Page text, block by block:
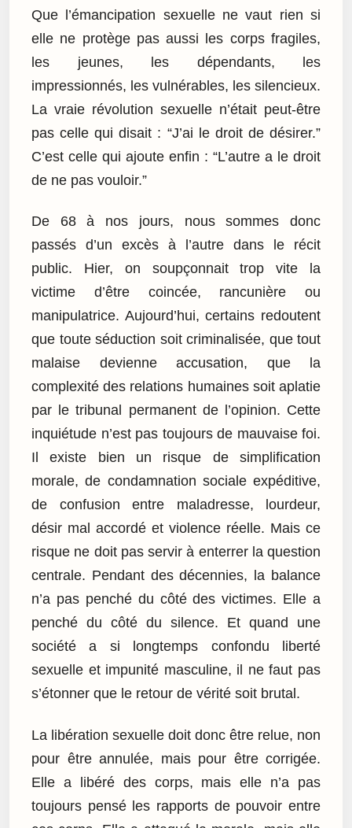
Que l’émancipation sexuelle ne vaut rien si
elle ne protège pas aussi les corps fragiles,
les jeunes, les dépendants, les
impressionnés, les vulnérables, les silencieux.
La vraie révolution sexuelle n’était peut-être
pas celle qui disait : “J’ai le droit de désirer.”
C’est celle qui ajoute enfin : “L’autre a le droit
de ne pas vouloir.”
De 68 à nos jours, nous sommes donc
passés d’un excès à l’autre dans le récit
public. Hier, on soupçonnait trop vite la
victime d’être coincée, rancunière ou
manipulatrice. Aujourd’hui, certains redoutent
que toute séduction soit criminalisée, que tout
malaise devienne accusation, que la
complexité des relations humaines soit aplatie
par le tribunal permanent de l’opinion. Cette
inquiétude n’est pas toujours de mauvaise foi.
Il existe bien un risque de simplification
morale, de condamnation sociale expéditive,
de confusion entre maladresse, lourdeur,
désir mal accordé et violence réelle. Mais ce
risque ne doit pas servir à enterrer la question
centrale. Pendant des décennies, la balance
n’a pas penché du côté des victimes. Elle a
penché du côté du silence. Et quand une
société a si longtemps confondu liberté
sexuelle et impunité masculine, il ne faut pas
s’étonner que le retour de vérité soit brutal.
La libération sexuelle doit donc être relue, non
pour être annulée, mais pour être corrigée.
Elle a libéré des corps, mais elle n’a pas
toujours pensé les rapports de pouvoir entre